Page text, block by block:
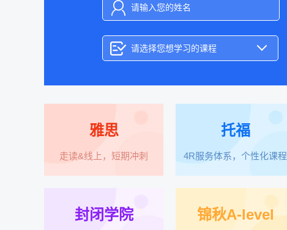
请选择您想学习的课程
雅思
走读&线上，短期冲刺
托福
4R服务体系，个性化课程
封闭学院 锦秋A-level